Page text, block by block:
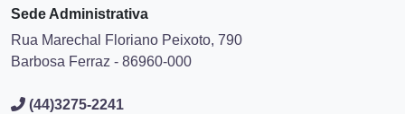
Sede Administrativa
Rua Marechal Floriano Peixoto, 790
Barbosa Ferraz - 86960-000
(44)3275-2241